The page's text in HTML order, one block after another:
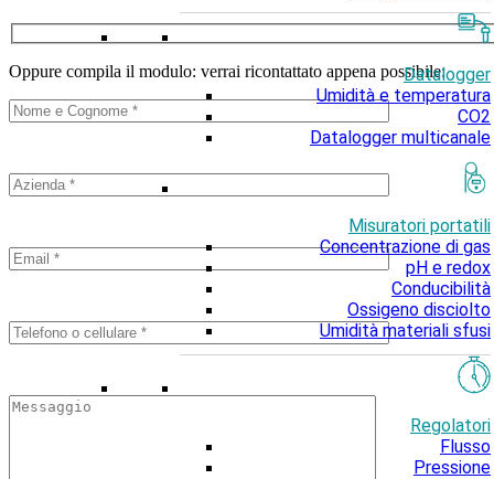
Datalogger
Umidità e temperatura
CO2
Datalogger multicanale
Misuratori portatili
Concentrazione di gas
pH e redox
Conducibilità
Ossigeno disciolto
Umidità materiali sfusi
Regolatori
Flusso
Pressione
Oppure compila il modulo: verrai ricontattato appena possibile: